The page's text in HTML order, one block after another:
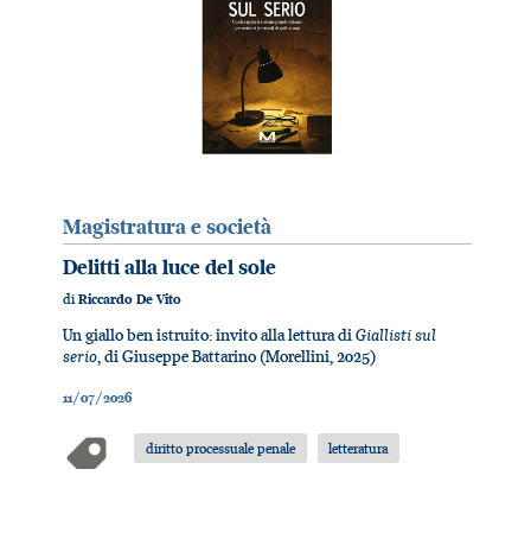
Magistratura e società
Delitti alla luce del sole
diRiccardo De Vito
Un giallo ben istruito: invito alla lettura diGiallisti sul
serio, di Giuseppe Battarino (Morellini, 2025)
11/07/2026
diritto processuale penale letteratura